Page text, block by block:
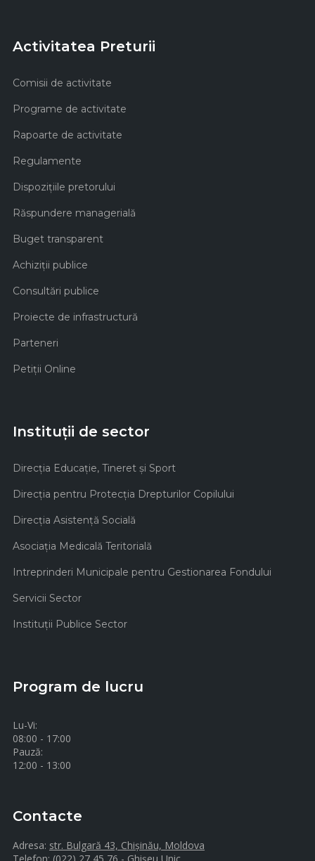
Activitatea Preturii
Comisii de activitate
Programe de activitate
Rapoarte de activitate
Regulamente
Dispozițiile pretorului
Răspundere managerială
Buget transparent
Achiziţii publice
Consultări publice
Proiecte de infrastructură
Parteneri
Petiții Online
Instituții de sector
Direcţia Educaţie, Tineret şi Sport
Direcţia pentru Protecţia Drepturilor Copilului
Direcţia Asistenţă Socială
Asociaţia Medicală Teritorială
Intreprinderi Municipale pentru Gestionarea Fondului
Servicii Sector
Instituţii Publice Sector
Program de lucru
Lu-Vi:
08:00 - 17:00
Pauză:
12:00 - 13:00
Contacte
Adresa: str. Bulgară 43, Chișinău, Moldova